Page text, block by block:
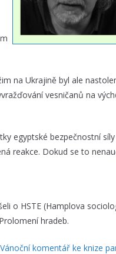
na Ukrajině byl ale
vesničanů na
egyptské bezpečnostní
reakce. Dokud se to
o HSTE (Hamplova
hradeb.
komentář ke knize